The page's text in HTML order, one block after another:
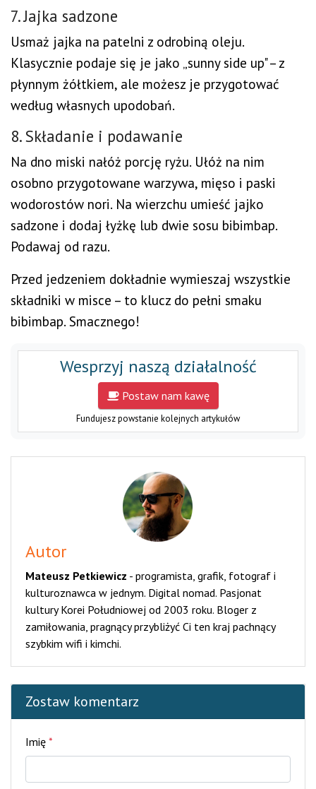
7. Jajka sadzone
Usmaż jajka na patelni z odrobiną oleju.
Klasycznie podaje się je jako „sunny side up" – z
płynnym żółtkiem, ale możesz je przygotować
według własnych upodobań.
8. Składanie i podawanie
Na dno miski nałóż porcję ryżu. Ułóż na nim
osobno przygotowane warzywa, mięso i paski
wodorostów nori. Na wierzchu umieść jajko
sadzone i dodaj łyżkę lub dwie sosu bibimbap.
Podawaj od razu.
Przed jedzeniem dokładnie wymieszaj wszystkie
składniki w misce – to klucz do pełni smaku
bibimbap. Smacznego!
Wesprzyj naszą działalność
Postaw nam kawę
Fundujesz powstanie kolejnych artykułów
Autor
Mateusz Petkiewicz - programista, grafik, fotograf i
kulturoznawca w jednym. Digital nomad. Pasjonat
kultury Korei Południowej od 2003 roku. Bloger z
zamiłowania, pragnący przybliżyć Ci ten kraj pachnący
szybkim wifi i kimchi.
Zostaw komentarz
Imię *